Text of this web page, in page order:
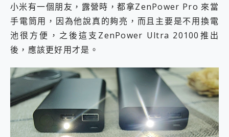
小米有一個朋友，露營時，都拿ZenPower Pro 來當
手電筒用，因為他說真的夠亮，而且主要是不用換電
池很方便，之後這支ZenPower Ultra 20100推出
後，應該更好用才是。